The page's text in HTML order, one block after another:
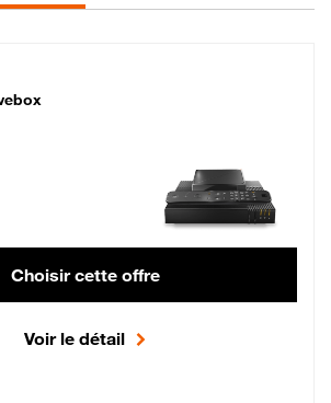
Livebox Lite Fibre
Choisir cette offre
Voir le détail